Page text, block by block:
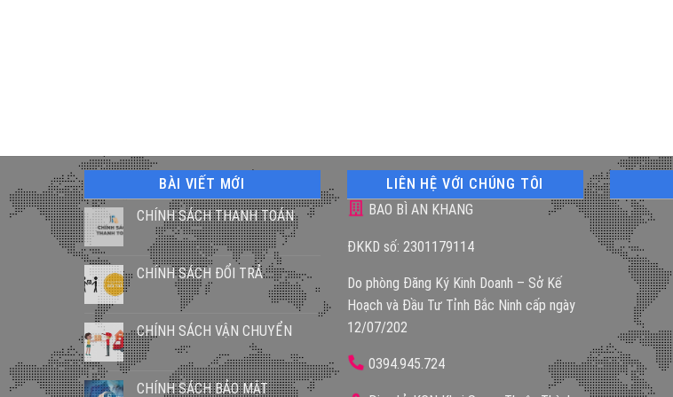
BÀI VIẾT MỚI
CHÍNH SÁCH THANH TOÁN
CHÍNH SÁCH ĐỔI TRẢ
CHÍNH SÁCH VẬN CHUYỂN
CHÍNH SÁCH BẢO MẬT
LIÊN HỆ VỚI CHÚNG TÔI
BAO BÌ AN KHANG
ĐKKD số: 2301179114
Do phòng Đăng Ký Kinh Doanh – Sở Kế
Hoạch và Đầu Tư Tỉnh Bắc Ninh cấp ngày
12/07/202
0394.945.724